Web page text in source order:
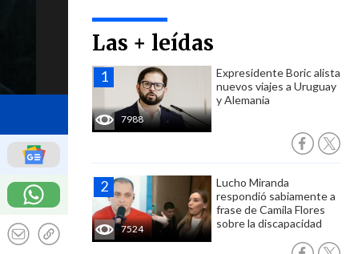
Las + leídas
7988
Expresidente Boric alista
nuevos viajes a Uruguay
y Alemania
7524
Lucho Miranda
respondió sabiamente a
frase de Camila Flores
sobre la discapacidad